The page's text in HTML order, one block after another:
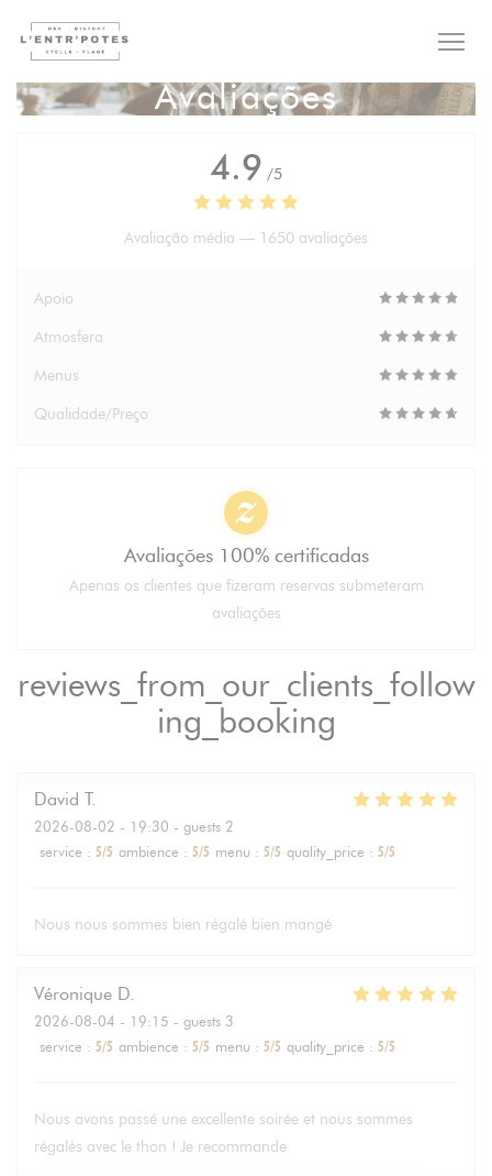
Avaliações
reviews_from_our_clients_follow
ing_booking
David T
2026-08-02 - 19:30 - guests 2
service : 5/5 ambience : 5/5 menu : 5/5 quality_price : 5/5
Nous nous sommes bien régalé bien mangé
Véronique D
2026-08-04 - 19:15 - guests 3
service : 5/5 ambience : 5/5 menu : 5/5 quality_price : 5/5
Nous avons passé une excellente soirée et nous sommes
régalés avec le thon ! Je recommande
4.9 /5
Avaliação média — 1650 avaliações
Apoio
Atmosfera
Menus
Qualidade/Preço
Avaliações 100% certificadas
Apenas os clientes que fizeram reservas submeteram
avaliações